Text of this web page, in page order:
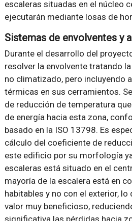
escaleras situadas en el núcleo
ejecutarán mediante losas de
Sistemas de envolventes y
Durante el desarrollo del
resolver la envolvente tratando
no climatizado, pero incluyendo
térmicas en sus cerramientos.
de reducción de temperatura
de energía hacia esta zona,
basado en la ISO 13798. Es
cálculo del coeficiente de
este edificio por su morfología
escaleras está situado en el
mayoría de la escalera está en
habitables y no con el exterior,
valor muy beneficioso,
significativa las pérdidas hacia